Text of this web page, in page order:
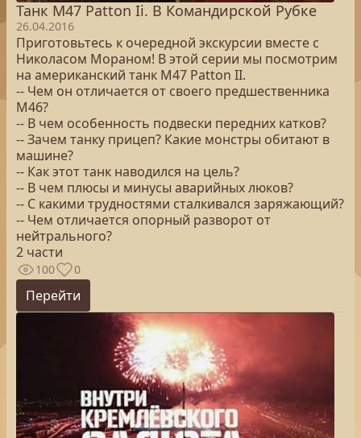
Танк M47 Patton Ii. В Командирской Рубке
26.04.2016
Приготовьтесь к очередной экскурсии вместе с
Николасом Мораном! В этой серии мы посмотрим
на американский танк M47 Patton II.
-- Чем он отличается от своего предшественника
M46?
-- В чем особенность подвески передних катков?
-- Зачем танку прицеп? Какие монстры обитают в
машине?
-- Как этот танк наводился на цель?
-- В чем плюсы и минусы аварийных люков?
-- С какими трудностями сталкивался заряжающий?
-- Чем отличается опорный разворот от
нейтрального?
2 части
100 0
Перейти